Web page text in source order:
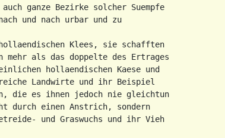
ganze Bezirke solcher Suempfe
und nach urbar und zu
Klees, sie schafften
als das doppelte des Ertrages
hollaendischen Kaese und
Landwirte und ihr Beispiel
die es ihnen jedoch nie gleichtun
durch einen Anstrich, sondern
und Graswuchs und ihr Vieh